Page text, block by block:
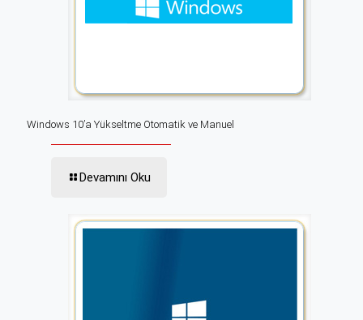
Windows 10’a Yükseltme Otomatik ve Manuel
Devamını Oku